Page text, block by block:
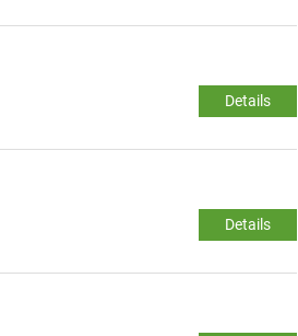
Details
Details